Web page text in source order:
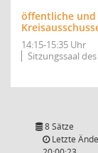
öffentliche
14:15-15:35 Uhr
Sitzungssaal
8 Sätze
Letzte